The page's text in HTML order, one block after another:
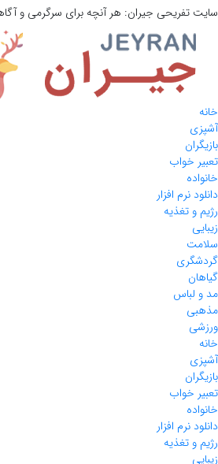
سایت تفریحی جیران: هر آنچه برای سرگرمی و
خانه
آشپزی
بازیگران
تعبیر خواب
خانواده
دانلود نرم افزار
رژیم و تغذیه
زیبایی
سلامت
گردشگری
گیاهان
مد و لباس
مذهبی
ورزشی
خانه
آشپزی
بازیگران
تعبیر خواب
خانواده
دانلود نرم افزار
رژیم و تغذیه
زیبایی